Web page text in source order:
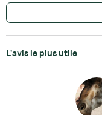
L'avis le plus utile